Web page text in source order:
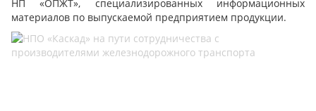
НП «ОПЖТ», специализированных информационных
материалов по выпускаемой предприятием продукции.